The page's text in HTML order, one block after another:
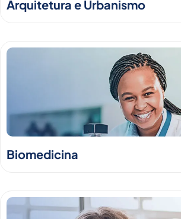
Arquitetura e Urbanismo
Biomedicina